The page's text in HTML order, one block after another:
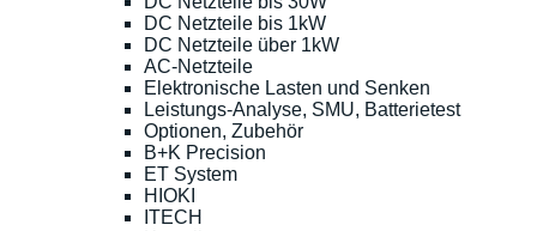
DC Netzteile bis 1kW
DC Netzteile über 1kW
AC-Netzteile
Elektronische Lasten und Senken
Leistungs-Analyse, SMU, Batterietest
Optionen, Zubehör
B+K Precision
ET System
HIOKI
ITECH